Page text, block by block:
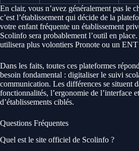
En clair, vous n’avez généralement pas le
c’est l’établissement qui décide de la
votre enfant fréquente un établissement
Scolinfo sera probablement l’outil en
utilisera plus volontiers Pronote ou un ENT
Dans les faits, toutes ces plateformes
besoin fondamental : digitaliser le suivi
communication. Les différences se situent
fonctionnalités, l’ergonomie de l’interface
d’établissements ciblés.
Questions Fréquentes
Quel est le site officiel de Scolinfo ?